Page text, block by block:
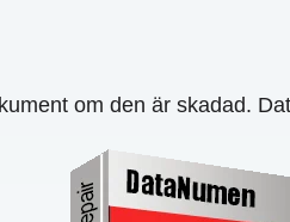
om den är skadad.